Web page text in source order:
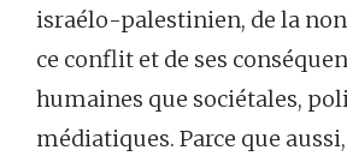
israélo-palestinien, de la
ce conflit et de ses
humaines que sociétales,
médiatiques. Parce que